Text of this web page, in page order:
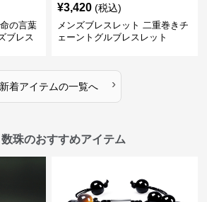
の言葉
ブレス
¥3,420 (税込)
メンズブレスレット 二重巻きチ
ェーントグルブレスレット
新着アイテムの一覧へ ›
珠のおすすめアイテム